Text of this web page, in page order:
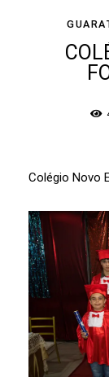
Colégio Novo